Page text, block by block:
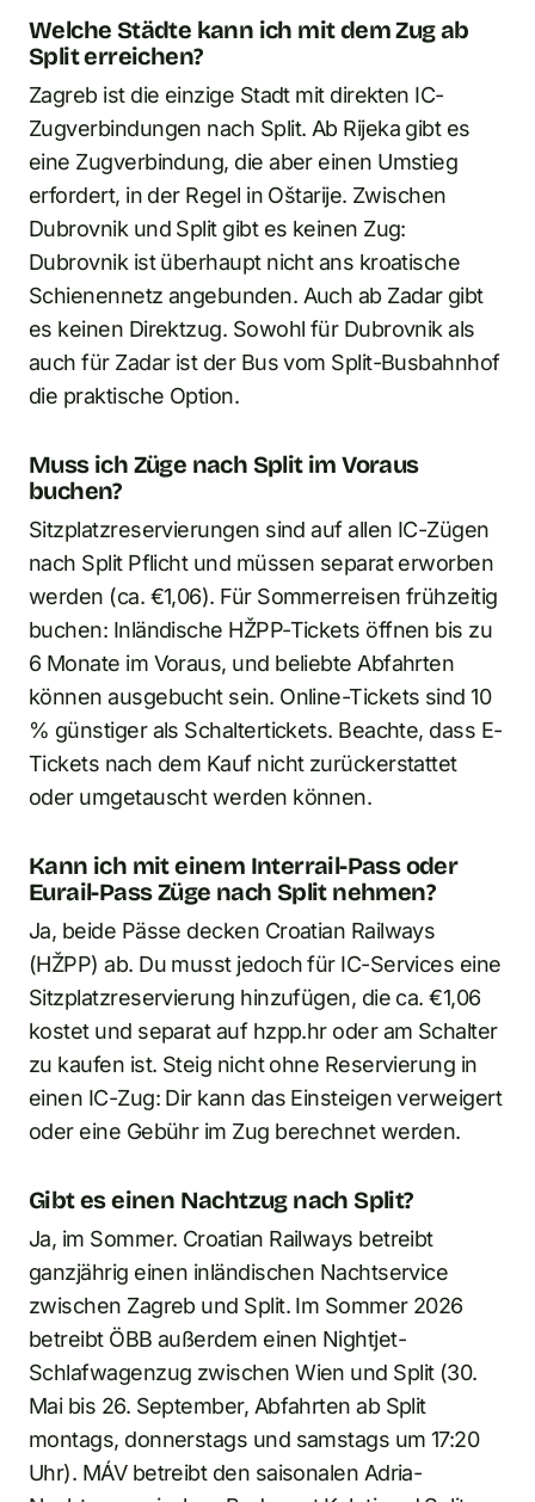
Welche Städte kann ich mit dem Zug ab
Split erreichen?
Zagreb ist die einzige Stadt mit direkten IC-
Zugverbindungen nach Split. Ab Rijeka gibt es
eine Zugverbindung, die aber einen Umstieg
erfordert, in der Regel in Oštarije. Zwischen
Dubrovnik und Split gibt es keinen Zug:
Dubrovnik ist überhaupt nicht ans kroatische
Schienennetz angebunden. Auch ab Zadar gibt
es keinen Direktzug. Sowohl für Dubrovnik als
auch für Zadar ist der Bus vom Split-Busbahnhof
die praktische Option.
Muss ich Züge nach Split im Voraus
buchen?
Sitzplatzreservierungen sind auf allen IC-Zügen
nach Split Pflicht und müssen separat erworben
werden (ca. €1,06). Für Sommerreisen frühzeitig
buchen: Inländische HŽPP-Tickets öffnen bis zu
6 Monate im Voraus, und beliebte Abfahrten
können ausgebucht sein. Online-Tickets sind 10
% günstiger als Schaltertickets. Beachte, dass E-
Tickets nach dem Kauf nicht zurückerstattet
oder umgetauscht werden können.
Kann ich mit einem Interrail-Pass oder
Eurail-Pass Züge nach Split nehmen?
Ja, beide Pässe decken Croatian Railways
(HŽPP) ab. Du musst jedoch für IC-Services eine
Sitzplatzreservierung hinzufügen, die ca. €1,06
kostet und separat auf hzpp.hr oder am Schalter
zu kaufen ist. Steig nicht ohne Reservierung in
einen IC-Zug: Dir kann das Einsteigen verweigert
oder eine Gebühr im Zug berechnet werden.
Gibt es einen Nachtzug nach Split?
Ja, im Sommer. Croatian Railways betreibt
ganzjährig einen inländischen Nachtservice
zwischen Zagreb und Split. Im Sommer 2026
betreibt ÖBB außerdem einen Nightjet-
Schlafwagenzug zwischen Wien und Split (30.
Mai bis 26. September, Abfahrten ab Split
montags, donnerstags und samstags um 17:20
Uhr). MÁV betreibt den saisonalen Adria-